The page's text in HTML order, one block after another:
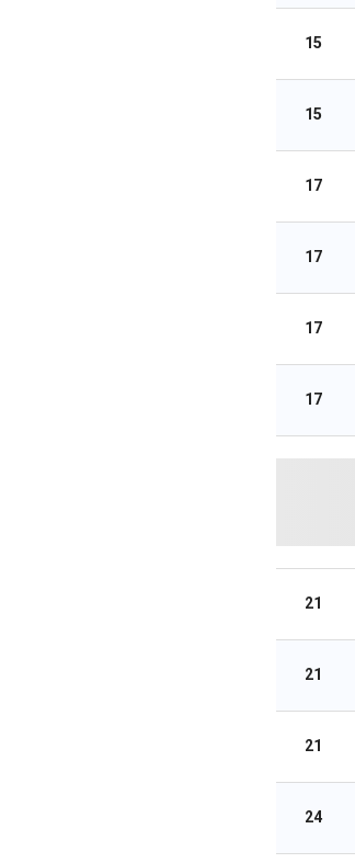
15
15
17
17
17
17
21
21
21
24